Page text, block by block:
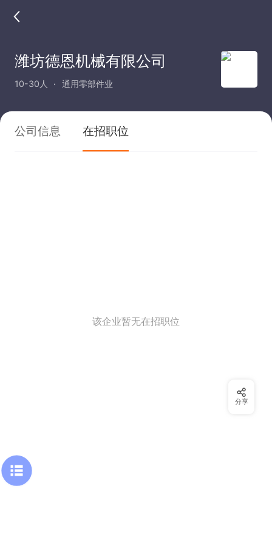
潍坊德恩机械有限公司
10-30人 通用零部件业
公司信息 在招职位
该企业暂无在招职位
分享